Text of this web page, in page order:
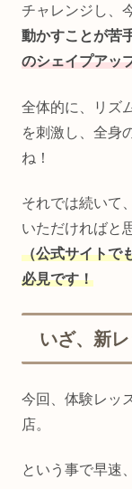
チャレンジし、
動かすことが苦
のシェイプアッ
全体的に、リズ
を刺激し、全身
ね！
それでは続いて
いただければと
（公式サイトで
必見です！
いざ、新
今回、体験レッ
店。
という事で早速